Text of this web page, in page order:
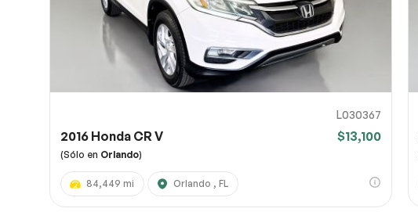
L030367
2016 Honda CR V $13,100
(Sólo en Orlando)
84,449 mi Orlando , FL